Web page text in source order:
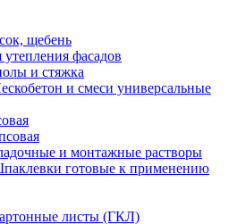
щебень
фасадов
и стяжка
и смеси универсальные
и монтажные растворы
готовые к применению
листы (ГКЛ)